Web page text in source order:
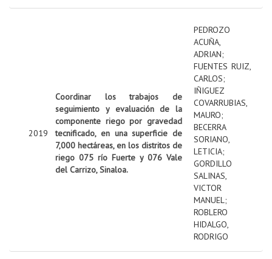
2019
Coordinar los trabajos de
seguimiento y evaluación de la
componente riego por gravedad
tecnificado, en una superficie de
7,000 hectáreas, en los distritos de
riego 075 río Fuerte y 076 Vale
del Carrizo, Sinaloa.
PEDROZO
ACUÑA,
ADRIAN;
FUENTES RUIZ,
CARLOS;
IÑIGUEZ
COVARRUBIAS,
MAURO;
BECERRA
SORIANO,
LETICIA;
GORDILLO
SALINAS,
VICTOR
MANUEL;
ROBLERO
HIDALGO,
RODRIGO